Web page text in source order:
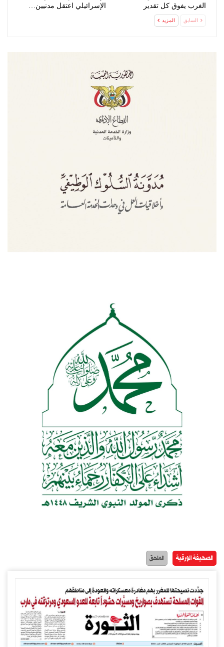
الغرب يفوق كل تقدير
الإسرائيلي اعتقل مدنيين…
السابق المزيد
الصحيفة الورقية الملحق